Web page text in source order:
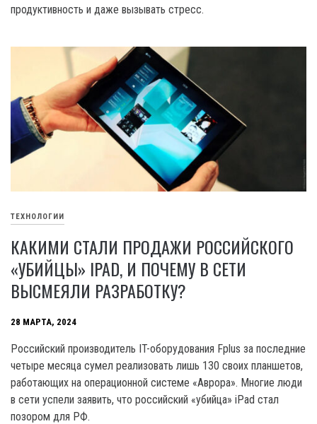
продуктивность и даже вызывать стресс.
ТЕХНОЛОГИИ
КАКИМИ СТАЛИ ПРОДАЖИ РОССИЙСКОГО
«УБИЙЦЫ» IPAD, И ПОЧЕМУ В СЕТИ
ВЫСМЕЯЛИ РАЗРАБОТКУ?
28 МАРТА, 2024
Российский производитель IT-оборудования Fplus за последние
четыре месяца сумел реализовать лишь 130 своих планшетов,
работающих на операционной системе «Аврора». Многие люди
в сети успели заявить, что российский «убийца» iPad стал
позором для РФ.